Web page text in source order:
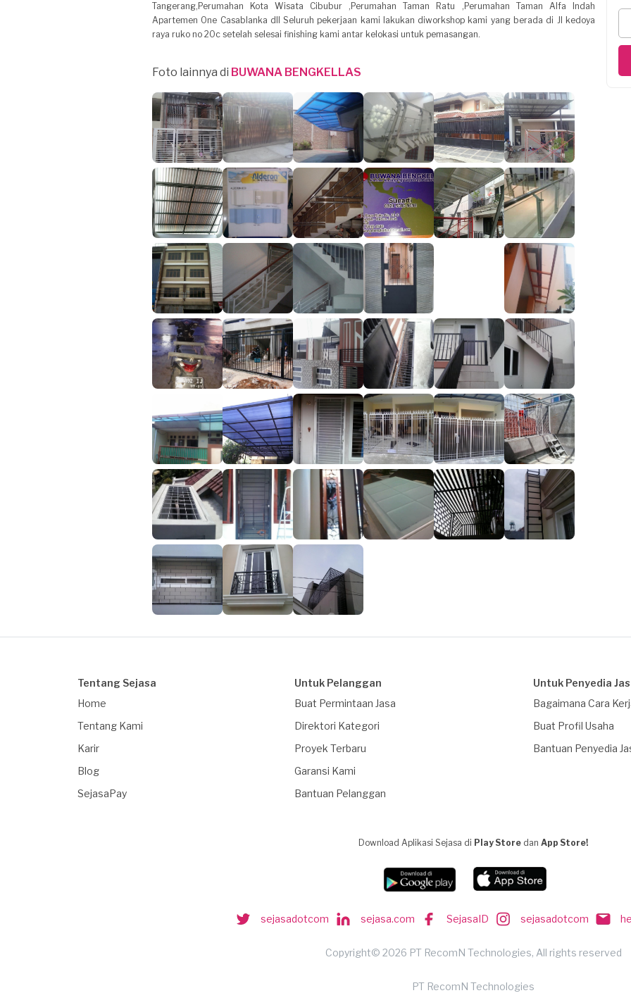
Tangerang,Perumahan Kota Wisata Cibubur ,Perumahan Taman Ratu ,Perumahan Taman Alfa Indah
Apartemen One Casablanka dll Seluruh pekerjaan kami lakukan diworkshop kami yang berada di Jl kedoya
raya ruko no 20c setelah selesai finishing kami antar kelokasi untuk pemasangan.
Foto lainnya di BUWANA BENGKELLAS
Tentang Sejasa
Home
Tentang Kami
Karir
Blog
SejasaPay
Untuk Pelanggan
Buat Permintaan Jasa
Direktori Kategori
Proyek Terbaru
Garansi Kami
Bantuan Pelanggan
Untuk Penyedia
Bagaimana Cara
Buat Profil Usaha
Bantuan Penyedia
Download Aplikasi Sejasa di Play Store dan App Store!
sejasadotcom sejasa.com SejasaID sejasadotcom
Copyright© 2026 PT RecomN Technologies, All rights reserved
PT RecomN Technologies